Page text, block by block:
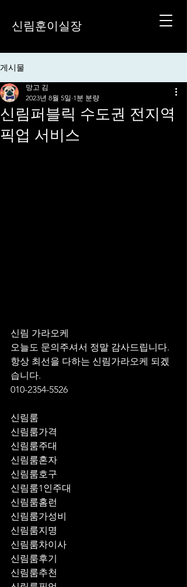
신림훈이실장
게시물
신림퍼블릭 수도권 전지역
픽업 서비스
망고 김
2023년 8월 5일 1분 분량
신림 가라오케
오늘도 문의주셔서 정말 감사드립니다.
항상 최선을 다하는 신림가라오케 되겠
습니다.
010-2354-5526
신림룸
신림룸가격
신림룸주대
신림룸혼자
신림룸호구
신림룸1인주대
신림룸홈런
신림룸가성비
신림룸지명
신림룸차이사
신림룸후기
신림룸추천